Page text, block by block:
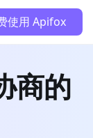
使用 Apifox
商的